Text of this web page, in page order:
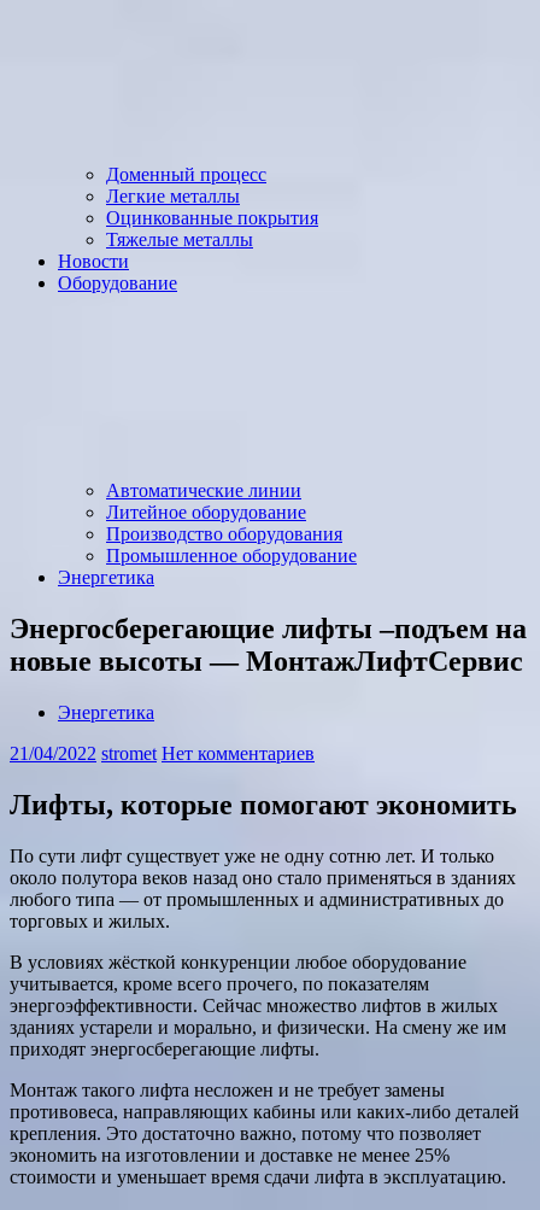
Доменный процесс
Легкие металлы
Оцинкованные покрытия
Тяжелые металлы
Новости
Оборудование
Автоматические линии
Литейное оборудование
Производство оборудования
Промышленное оборудование
Энергетика
Энергосберегающие лифты –подъем на
новые высоты — МонтажЛифтСервис
Энергетика
21/04/2022 stromet Нет комментариев
Лифты, которые помогают экономить
По сути лифт существует уже не одну сотню лет. И только
около полутора веков назад оно стало применяться в зданиях
любого типа — от промышленных и административных до
торговых и жилых.
В условиях жёсткой конкуренции любое оборудование
учитывается, кроме всего прочего, по показателям
энергоэффективности. Сейчас множество лифтов в жилых
зданиях устарели и морально, и физически. На смену же им
приходят энергосберегающие лифты.
Монтаж такого лифта несложен и не требует замены
противовеса, направляющих кабины или каких-либо деталей
крепления. Это достаточно важно, потому что позволяет
экономить на изготовлении и доставке не менее 25%
стоимости и уменьшает время сдачи лифта в эксплуатацию.